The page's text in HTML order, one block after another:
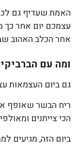
האמת שעדיף גם
עצמכם יום אחר כך
אחר הכלב האהוב
ומה עם
גם ביום העצמאות
ריח הבשר שאופף
הכי צייתנים
ביום הזה, מגיעים